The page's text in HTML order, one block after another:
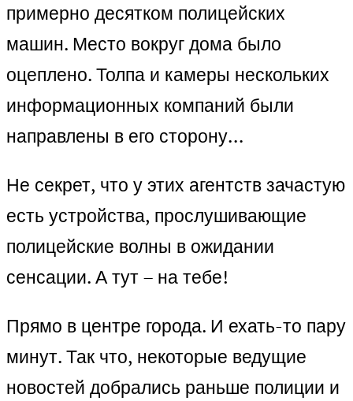
примерно десятком полицейских
машин. Место вокруг дома было
оцеплено. Толпа и камеры нескольких
информационных компаний были
направлены в его сторону…
Не секрет, что у этих агентств зачастую
есть устройства, прослушивающие
полицейские волны в ожидании
сенсации. А тут – на тебе!
Прямо в центре города. И ехать-то пару
минут. Так что, некоторые ведущие
новостей добрались раньше полиции и